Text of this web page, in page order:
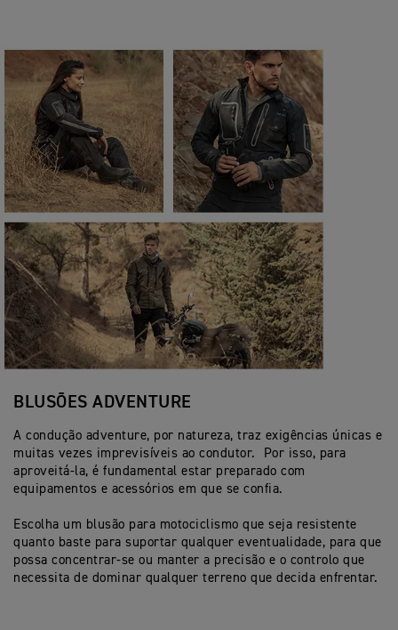
BLUSÕES ADVENTURE
A condução adventure, por natureza, traz exigências únicas e
muitas vezes imprevisíveis ao condutor. Por isso, para
aproveitá-la, é fundamental estar preparado com
equipamentos e acessórios em que se confia.
Escolha um blusão para motociclismo que seja resistente
quanto baste para suportar qualquer eventualidade, para que
possa concentrar-se ou manter a precisão e o controlo que
necessita de dominar qualquer terreno que decida enfrentar.